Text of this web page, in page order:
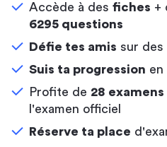
Accède à des fiches +
6295 questions
Défie tes amis sur des
Suis ta progression en
Profite de 28
l'examen officiel
Réserve ta place